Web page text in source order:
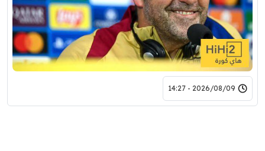
2026/08/09 - 14:27